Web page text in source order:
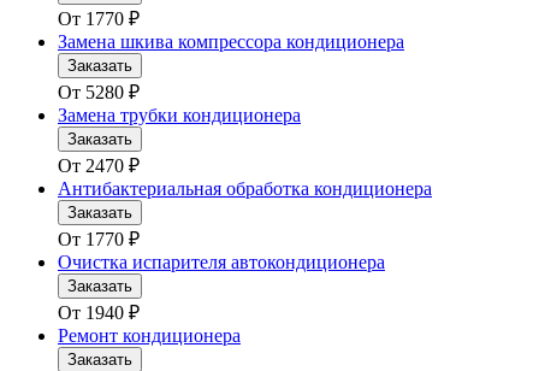
От 1770 ₽
Замена шкива компрессора кондиционера
Заказать
От 5280 ₽
Замена трубки кондиционера
Заказать
От 2470 ₽
Антибактериальная обработка кондиционера
Заказать
От 1770 ₽
Очистка испарителя автокондиционера
Заказать
От 1940 ₽
Ремонт кондиционера
Заказать